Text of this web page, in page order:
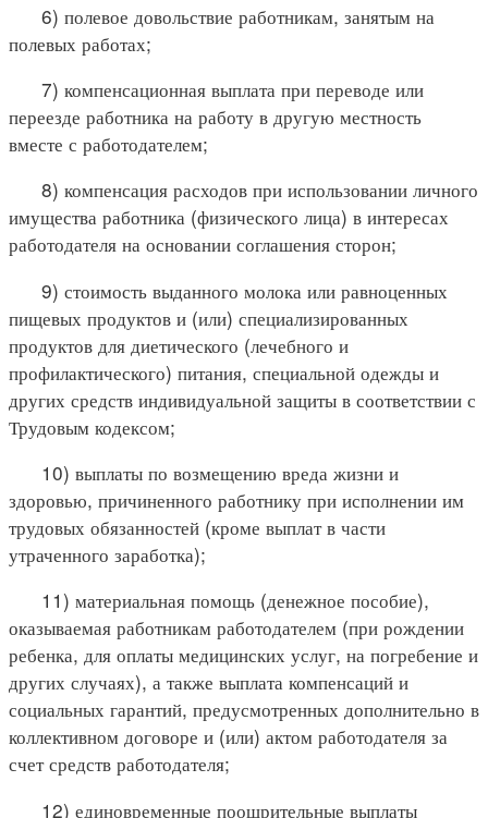
6) полевое довольствие работникам, занятым на
полевых работах;
7) компенсационная выплата при переводе или
переезде работника на работу в другую местность
вместе с работодателем;
8) компенсация расходов при использовании личного
имущества работника (физического лица) в интересах
работодателя на основании соглашения сторон;
9) стоимость выданного молока или равноценных
пищевых продуктов и (или) специализированных
продуктов для диетического (лечебного и
профилактического) питания, специальной одежды и
других средств индивидуальной защиты в соответствии с
Трудовым кодексом;
10) выплаты по возмещению вреда жизни и
здоровью, причиненного работнику при исполнении им
трудовых обязанностей (кроме выплат в части
утраченного заработка);
11) материальная помощь (денежное пособие),
оказываемая работникам работодателем (при рождении
ребенка, для оплаты медицинских услуг, на погребение и
других случаях), а также выплата компенсаций и
социальных гарантий, предусмотренных дополнительно в
коллективном договоре и (или) актом работодателя за
счет средств работодателя;
12) единовременные поощрительные выплаты